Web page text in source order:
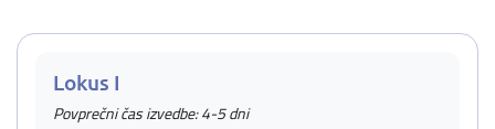
Lokus I
Povprečni čas izvedbe: 4-5 dni